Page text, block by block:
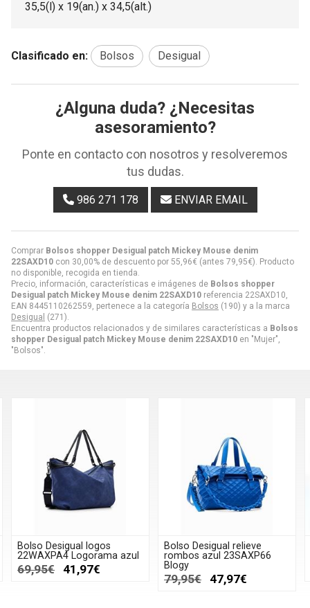
Comprar Bolsos shopper Desigual patch Mickey Mouse denim
22SAXD10 con 30,00% de descuento por 55,96€ (antes 79,95€). Producto
no disponible, recogida en tienda.
Precio, información, características e imágenes de Bolsos shopper
Desigual patch Mickey Mouse denim 22SAXD10 referencia 22SAXD10,
EAN 8445110262559, pertenece a la categoría Bolsos (190) y a la marca
Desigual (271).
Encuentra productos relacionados y de similares características a Bolsos
shopper Desigual patch Mickey Mouse denim 22SAXD10 en "Mujer",
"Bolsos".
35,5(l) x 19(an.) x 34,5(alt.)
Clasificado en: Bolsos Desigual
¿Alguna duda? ¿Necesitas
asesoramiento?
Ponte en contacto con nosotros y resolveremos
tus dudas.
986 271 178 ENVIAR EMAIL
Bolso Desigual logos
22WAXPA4 Logorama azul
69,95€ 41,97€
Bolso Desigual relieve
rombos azul 23SAXP66
Blogy
79,95€ 47,97€